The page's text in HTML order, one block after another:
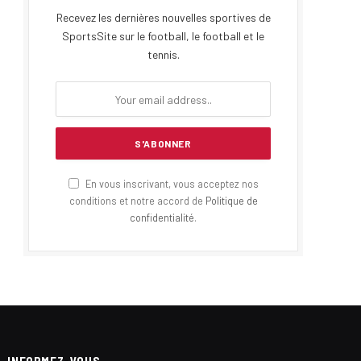
Recevez les dernières nouvelles sportives de
SportsSite sur le football, le football et le
tennis.
En vous inscrivant, vous acceptez nos
conditions et notre accord de Politique de
confidentialité.